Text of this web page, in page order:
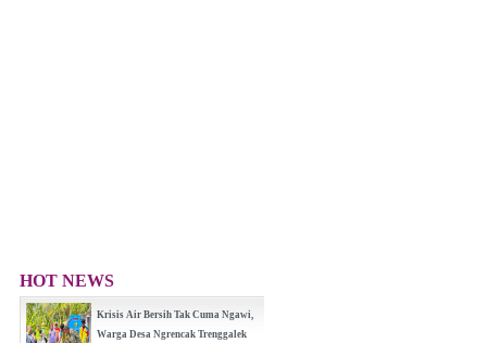
HOT NEWS
Krisis Air Bersih Tak Cuma Ngawi,
Warga Desa Ngrencak Trenggalek